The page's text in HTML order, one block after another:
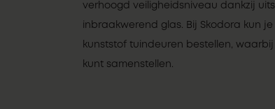
verhoogd veiligheidsniveau dankzij
inbraakwerend glas. Bij Skodora kun
kunststof tuindeuren bestellen,
kunt samenstellen.